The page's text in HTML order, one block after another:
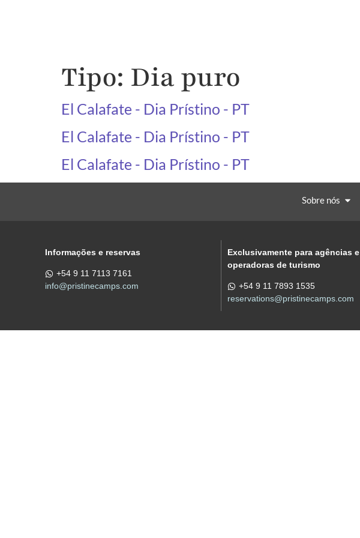
Tipo: Dia puro
El Calafate - Dia Prístino - PT
El Calafate - Dia Prístino - PT
El Calafate - Dia Prístino - PT
Sobre nós
Informações e reservas
+54 9 11 7113 7161
info@pristinecamps.com
Exclusivamente para agências e
operadoras de turismo
+54 9 11 7893 1535
reservations@pristinecamps.com